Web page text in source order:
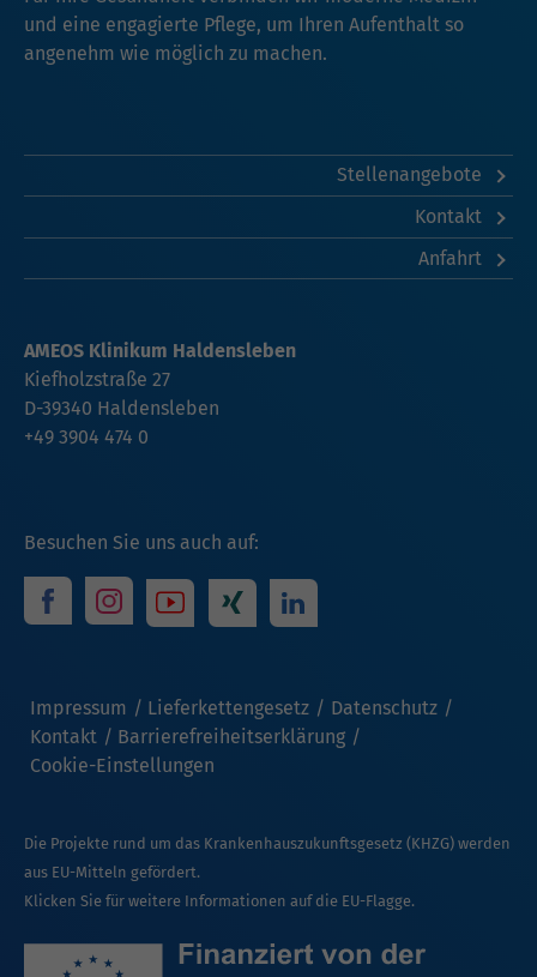
und eine engagierte Pflege, um Ihren Aufenthalt so
angenehm wie möglich zu machen.
Stellenangebote
Kontakt
Anfahrt
Besuchen Sie uns auch auf:
Impressum Lieferkettengesetz
Datenschutz
Kontakt
Barrierefreiheitserklärung
Cookie-Einstellungen
AMEOS Klinikum Haldensleben
Kiefholzstraße 27
D-39340 Haldensleben
+49 3904 474 0
Die Projekte rund um das Krankenhauszukunftsgesetz (KHZG) werden
aus EU-Mitteln gefördert.
Klicken Sie für weitere Informationen auf die EU-Flagge.